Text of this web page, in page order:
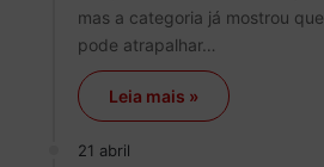
mas a categoria já mostrou
pode atrapalhar…
Leia mais »
21 abril